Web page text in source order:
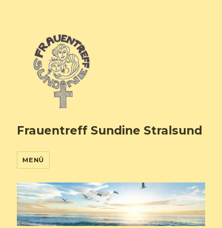
Frauentreff Sundine Stralsund
MENÜ